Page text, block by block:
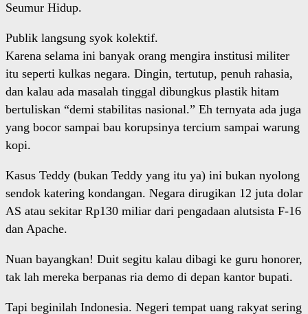
Seumur Hidup.
Publik langsung syok kolektif.
Karena selama ini banyak orang mengira institusi militer
itu seperti kulkas negara. Dingin, tertutup, penuh rahasia,
dan kalau ada masalah tinggal dibungkus plastik hitam
bertuliskan “demi stabilitas nasional.” Eh ternyata ada juga
yang bocor sampai bau korupsinya tercium sampai warung
kopi.
Kasus Teddy (bukan Teddy yang itu ya) ini bukan nyolong
sendok katering kondangan. Negara dirugikan 12 juta dolar
AS atau sekitar Rp130 miliar dari pengadaan alutsista F-16
dan Apache.
Nuan bayangkan! Duit segitu kalau dibagi ke guru honorer,
tak lah mereka berpanas ria demo di depan kantor bupati.
Tapi beginilah Indonesia. Negeri tempat uang rakyat sering